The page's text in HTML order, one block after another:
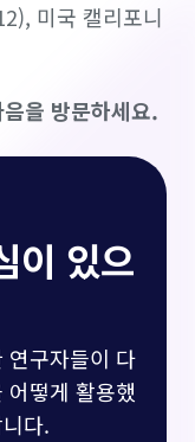
, 미국 캘리포니
을 방문하세요.
이 있으
연구자들이 다
떻게 활용했
다.